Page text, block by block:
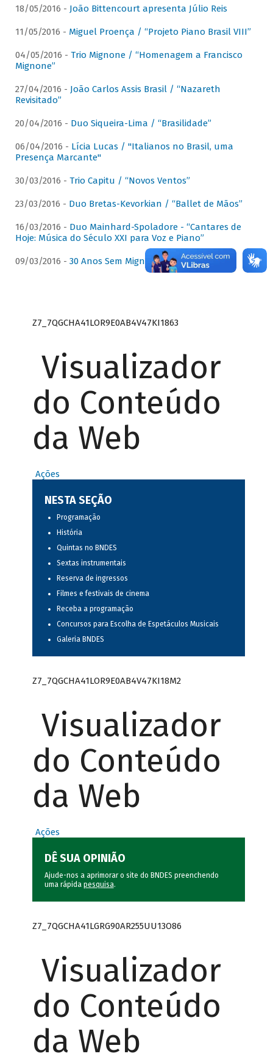
18/05/2016 - João Bittencourt apresenta Júlio Reis
11/05/2016 - Miguel Proença / “Projeto Piano Brasil VIII”
04/05/2016 - Trio Mignone / “Homenagem a Francisco
Mignone”
27/04/2016 - João Carlos Assis Brasil / “Nazareth
Revisitado”
20/04/2016 - Duo Siqueira-Lima / “Brasilidade”
06/04/2016 - Lícia Lucas / "Italianos no Brasil, uma
Presença Marcante"
30/03/2016 - Trio Capitu / “Novos Ventos”
23/03/2016 - Duo Bretas-Kevorkian / “Ballet de Mãos”
16/03/2016 - Duo Mainhard-Spoladore - “Cantares de
Hoje: Música do Século XXI para Voz e Piano”
09/03/2016 - 30 Anos Sem Mignone
Z7_7QGCHA41LOR9E0AB4V47KI1863
Visualizador
do Conteúdo
da Web
Ações
NESTA SEÇÃO
Programação
História
Quintas no BNDES
Sextas instrumentais
Reserva de ingressos
Filmes e festivais de cinema
Receba a programação
Concursos para Escolha de Espetáculos Musicais
Galeria BNDES
Z7_7QGCHA41LOR9E0AB4V47KI18M2
Visualizador
do Conteúdo
da Web
Ações
DÊ SUA OPINIÃO
Ajude-nos a aprimorar o site do BNDES preenchendo
uma rápida pesquisa.
Z7_7QGCHA41LGRG90AR255UU13O86
Visualizador
do Conteúdo
da Web